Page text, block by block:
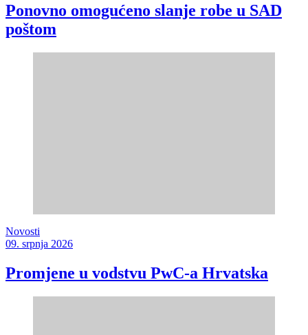
Ponovno omogućeno slanje robe u SAD
poštom
Novosti
09. srpnja 2026
Promjene u vodstvu PwC-a Hrvatska